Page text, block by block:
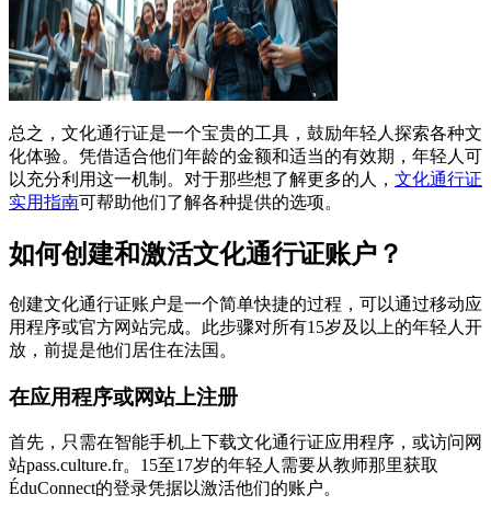
总之，文化通行证是一个宝贵的工具，鼓励年轻人探索各种文
化体验。凭借适合他们年龄的金额和适当的有效期，年轻人可
以充分利用这一机制。对于那些想了解更多的人， 文化通行证
实用指南可帮助他们了解各种提供的选项。
如何创建和激活文化通行证账户？
创建文化通行证账户是一个简单快捷的过程，可以通过移动应
用程序或官方网站完成。此步骤对所有15岁及以上的年轻人开
放，前提是他们居住在法国。
在应用程序或网站上注册
首先，只需在智能手机上下载文化通行证应用程序，或访问网
站pass.culture.fr。15至17岁的年轻人需要从教师那里获取
ÉduConnect的登录凭据以激活他们的账户。